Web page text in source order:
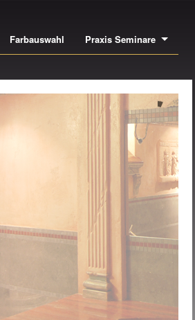
Farbauswahl Praxis Seminare
INNEN- UND
AUSSENSTUCK
AUSWAHLEN EUROPAS AN
HOCHWERTIGEN LEISTEN,
GESIMSEN, ROSETTEN,